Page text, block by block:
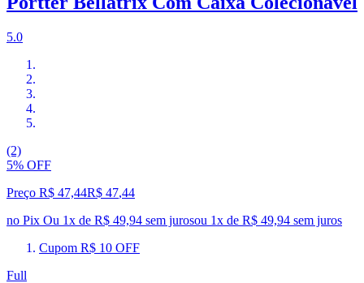
5.0
(2)
5% OFF
Preço R$ 47,44R$ 47,44
no Pix Ou 1x de R$ 49,94 sem jurosou 1x de R$ 49,94 sem juros
Cupom R$ 10 OFF
Full